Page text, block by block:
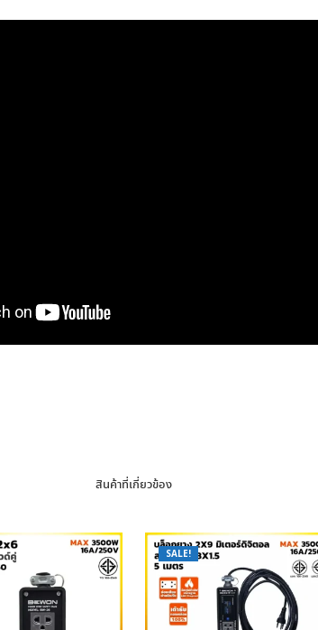
สินค้าที่เกี่ยวข้อง
SALE!